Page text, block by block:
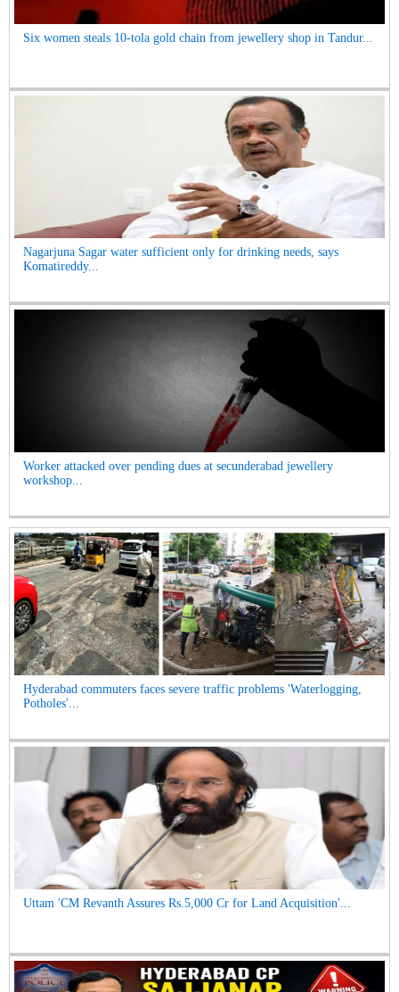
Six women steals 10-tola gold chain from jewellery shop in Tandur...
Nagarjuna Sagar water sufficient only for drinking needs, says
Komatireddy...
Worker attacked over pending dues at secunderabad jewellery
workshop...
Hyderabad commuters faces severe traffic problems 'Waterlogging,
Potholes'...
Uttam 'CM Revanth Assures Rs.5,000 Cr for Land Acquisition'...